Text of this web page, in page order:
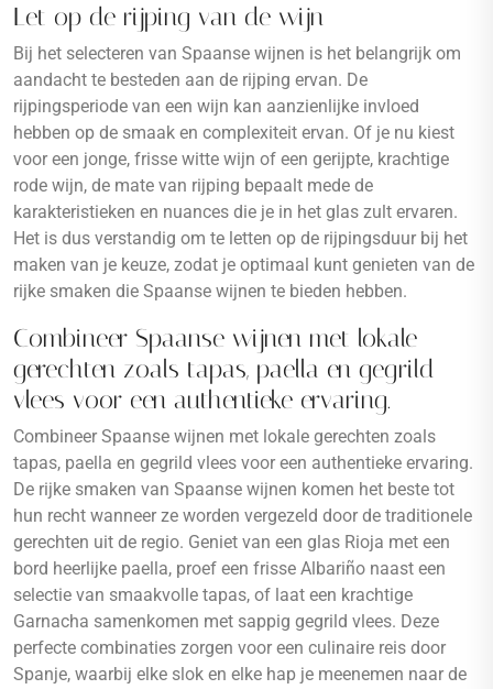
Let op de rijping van de wijn
Bij het selecteren van Spaanse wijnen is het belangrijk om
aandacht te besteden aan de rijping ervan. De
rijpingsperiode van een wijn kan aanzienlijke invloed
hebben op de smaak en complexiteit ervan. Of je nu kiest
voor een jonge, frisse witte wijn of een gerijpte, krachtige
rode wijn, de mate van rijping bepaalt mede de
karakteristieken en nuances die je in het glas zult ervaren.
Het is dus verstandig om te letten op de rijpingsduur bij het
maken van je keuze, zodat je optimaal kunt genieten van de
rijke smaken die Spaanse wijnen te bieden hebben.
Combineer Spaanse wijnen met lokale
gerechten zoals tapas, paella en gegrild
vlees voor een authentieke ervaring.
Combineer Spaanse wijnen met lokale gerechten zoals
tapas, paella en gegrild vlees voor een authentieke ervaring.
De rijke smaken van Spaanse wijnen komen het beste tot
hun recht wanneer ze worden vergezeld door de traditionele
gerechten uit de regio. Geniet van een glas Rioja met een
bord heerlijke paella, proef een frisse Albariño naast een
selectie van smaakvolle tapas, of laat een krachtige
Garnacha samenkomen met sappig gegrild vlees. Deze
perfecte combinaties zorgen voor een culinaire reis door
Spanje, waarbij elke slok en elke hap je meenemen naar de